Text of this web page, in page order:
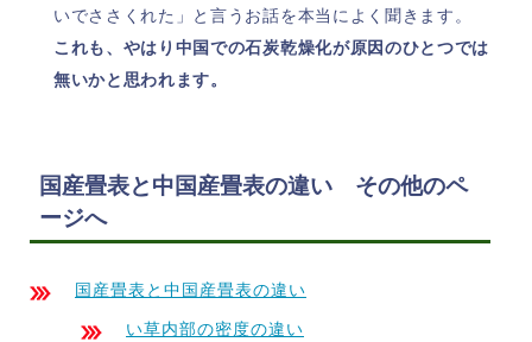
いでささくれた」と言うお話を本当によく聞きます。
これも、やはり中国での石炭乾燥化が原因のひとつでは
無いかと思われます。
国産畳表と中国産畳表の違い その他のペ
ージへ
国産畳表と中国産畳表の違い
い草内部の密度の違い